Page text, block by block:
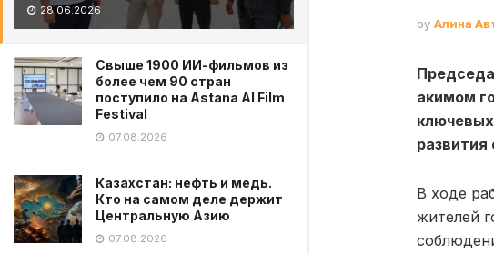
28.06.2026
Свыше 1900 ИИ-фильмов из
более чем 90 стран
поступило на Astana AI Film
Festival
07.08.2026
Казахстан: нефть и медь.
Кто на самом деле держит
Центральную Азию
07.08.2026
by Алина
акимом
В ходе
жителей